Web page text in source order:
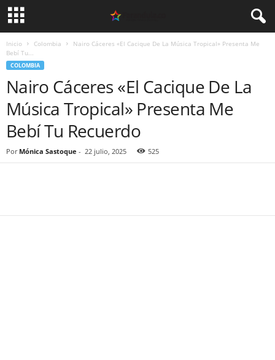
Inicio Colombia
Nairo Cáceres «El Cacique De La Música Tropical» Presenta Me
Bebí Tu...
COLOMBIA
Nairo Cáceres «El Cacique De La
Música Tropical» Presenta Me
Bebí Tu Recuerdo
Por Mónica Sastoque - 22 julio, 2025 525